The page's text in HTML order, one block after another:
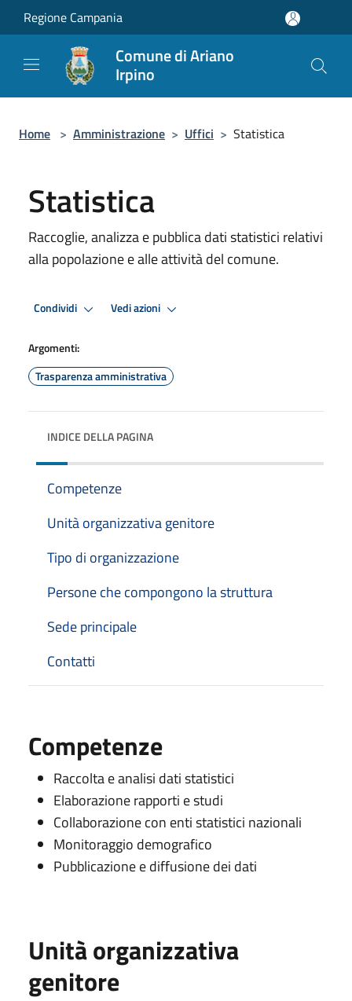
Salta al contenuto principale
Regione Campania
Comune di Ariano
Irpino
Home > Amministrazione > Uffici > Statistica
Statistica
Raccoglie, analizza e pubblica dati statistici relativi
alla popolazione e alle attività del comune.
Condividi Vedi azioni
Argomenti:
Trasparenza amministrativa
INDICE DELLA PAGINA
Competenze
Unità organizzativa genitore
Tipo di organizzazione
Persone che compongono la struttura
Sede principale
Contatti
Competenze
Raccolta e analisi dati statistici
Elaborazione rapporti e studi
Collaborazione con enti statistici nazionali
Monitoraggio demografico
Pubblicazione e diffusione dei dati
Unità organizzativa
genitore